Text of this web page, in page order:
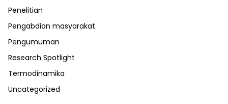
Penelitian
Pengabdian masyarakat
Pengumuman
Research Spotlight
Termodinamika
Uncategorized